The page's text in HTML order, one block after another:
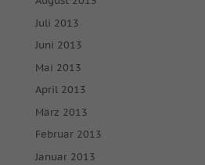
Juli 2013
Juni 2013
Mai 2013
April 2013
März 2013
Februar 2013
Januar 2013